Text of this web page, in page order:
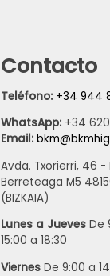
Contacto
Teléfono: +34 944
WhatsApp: +34
Email:
Avda. Txorierri, 46 -
Berreteaga M5
(BIZKAIA)
Lunes a JuevesDe
15:00 a 18:30
Viernes De 9:00 a